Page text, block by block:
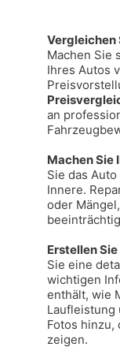
Machen Sie
Ihres Autos
an
Machen Sie
Sie das
Innere.
oder
Erstellen
Sie eine
wichtigen
enthält, wie
Laufleistung
Fotos hinzu,
zeigen.